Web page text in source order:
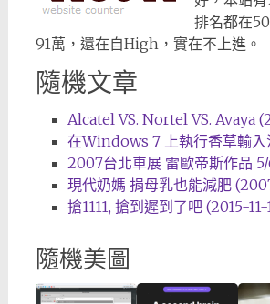
排名都在
91萬，還在自High，實在不上進。
隨機文章
Alcatel VS. Nortel VS. Avaya
在Windows 7 上執行香草輸
2007台北車展 雷歐帝斯作品
現代奶媽 捐母乳也能減肥
搶1111, 搶到遲到了吧 (2015-11-
隨機美圖